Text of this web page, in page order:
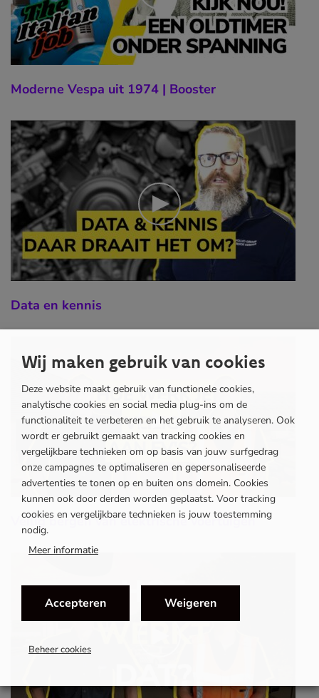
Moderne Vespa uit 1974 | Booster
Data en kennis
Veilig bergen van elektrische voertuigen
Wij maken gebruik van cookies
Deze website maakt gebruik van functionele cookies,
analytische cookies en social media plug-ins om de
functionaliteit te verbeteren en het gebruik te analyseren. Ook
wordt er gebruikt gemaakt van tracking cookies en
vergelijkbare technieken om op basis van jouw surfgedrag
onze campagnes te optimaliseren en gepersonaliseerde
advertenties te tonen op en buiten ons domein. Cookies
kunnen ook door derden worden geplaatst. Voor tracking
cookies en vergelijkbare technieken is jouw toestemming
nodig.
Meer informatie
Accepteren Weigeren
Beheer cookies